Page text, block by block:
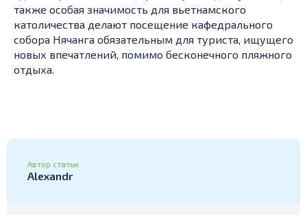
также особая значимость для вьетнамского
католичества делают посещение кафедрального
собора Нячанга обязательным для туриста, ищущего
новых впечатлений, помимо бесконечного пляжного
отдыха.
Автор статьи
Alexandr